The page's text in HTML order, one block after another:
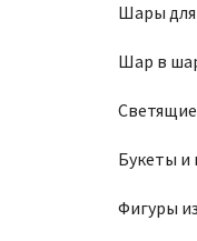
Шары
Шар в
Букеты и
Фигуры